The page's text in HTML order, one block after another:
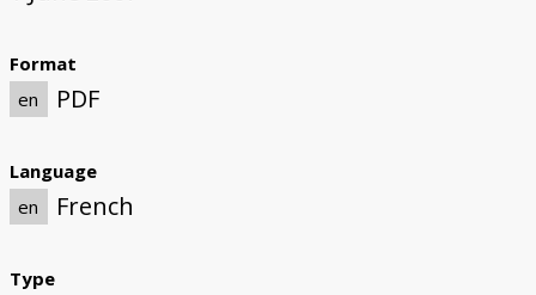
Format
en
PDF
Language
en
French
Type